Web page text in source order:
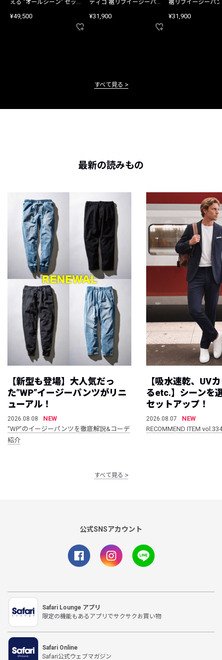
える "オールシーン" セット
¥49,500
ディゴ 裾リブイージーパン
¥31,900
裾リブイージーパ
¥31,900
すべて見る
最新の読みもの
【新型も登場】大人気だっ
た”WP”イージーパンツがリニ
ューアル！
2026.08.08
NEW
“WP”のイージーパンツを徹底解説&コーデ
紹介
【吸水速乾、UV
るetc.】シーンを
セットアップ！
2026.08.07
NEW
RECOMMEND ITEM vol.334
すべて見る
公式SNSアカウント
Safari Lounge アプリ
限定の機能もあるアプリでサクサクお買い物
Safari Online
Safari公式ウェブマガジン